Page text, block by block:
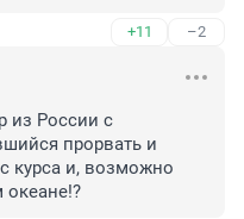
+11 –2
из России с
прорвать и
курса и, возможно
океане!?